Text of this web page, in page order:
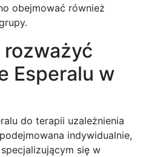
obejmować również
Esperalu w
do terapii uzależnienia
indywidualnie,
się w